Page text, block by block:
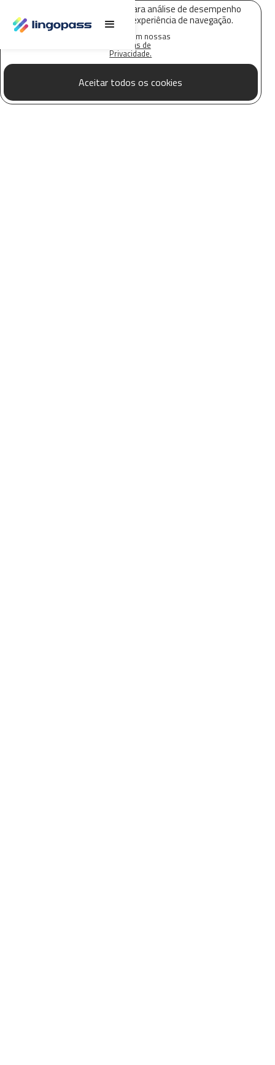
O Lingopass utiliza cookies para análise de desempenho
deste site e melhorar sua experiência de navegação.
Saiba mais em nossas
Políticas de
Privacidade.
Aceitar todos os cookies